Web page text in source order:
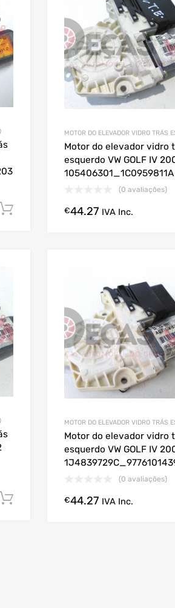
Comprar Agora!
MOTOR DO ELEVADOR VIDRO TRÁS
Motor do elevador vidro
esquerdo VW GOLF IV
105406301_1C0959811A
(0 avaliações)
€44.27 IVA Inc.
Comprar Agora!
MOTOR DO ELEVADOR VIDRO TRÁS
Motor do elevador vidro
esquerdo VW GOLF IV
(0 avaliações)
€44.27 IVA Inc.